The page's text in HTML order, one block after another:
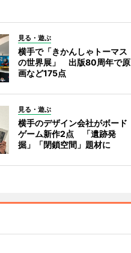
見る・遊ぶ
横手で「きかんしゃトーマス
の世界展」 出版80周年で原
画など175点
見る・遊ぶ
横手のデザイン会社がボード
ゲーム新作2点 「遺跡発
掘」「閉鎖空間」題材に